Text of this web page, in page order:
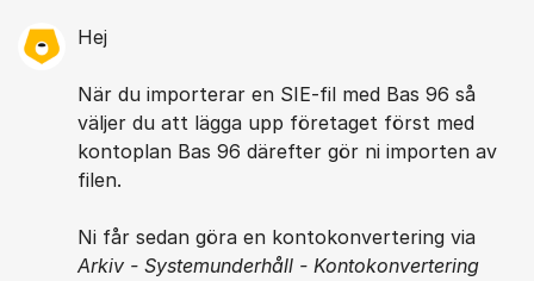
Hej
När du importerar en SIE-fil med Bas 96 så
väljer du att lägga upp företaget först med
kontoplan Bas 96 därefter gör ni importen av
filen.
Ni får sedan göra en kontokonvertering via
Arkiv - Systemunderhåll - Kontokonvertering